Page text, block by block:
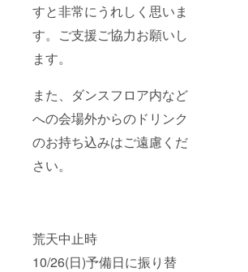
すと非常にうれしく思いま
す。ご支援ご協力お願いし
ます。
また、ダンスフロア内など
への会場外からのドリンク
のお持ち込みはご遠慮くだ
さい。
荒天中止時
10/26(日)予備日に振り替